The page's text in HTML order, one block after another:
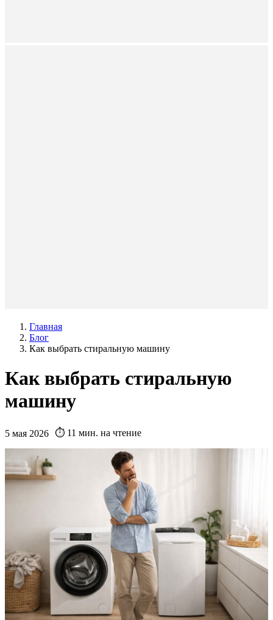
Главная
Блог
Как выбрать стиральную машину
Как выбрать стиральную
машину
5 мая 2026 ⏱️ 11 мин. на чтение